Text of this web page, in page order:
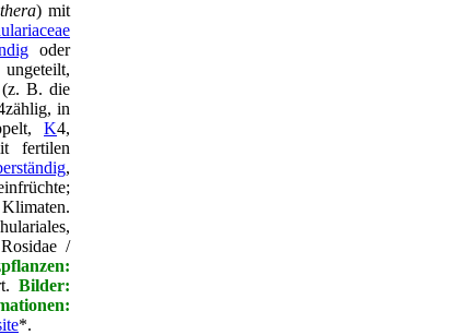
) mit
oder
ungeteilt,
B. die
in
K4,
fertilen
,
/
Bilder:
*.